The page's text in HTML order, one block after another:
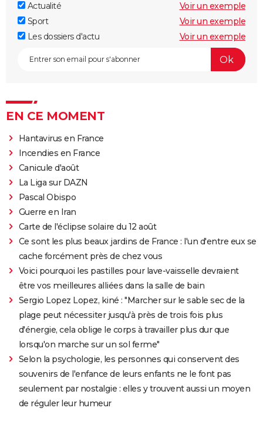
Actualité
Voir un exemple
Sport
Voir un exemple
Les dossiers d'actu
Voir un exemple
EN CE MOMENT
Hantavirus en France
Incendies en France
Canicule d'août
La Liga sur DAZN
Pascal Obispo
Guerre en Iran
Carte de l'éclipse solaire du 12 août
Ce sont les plus beaux jardins de France : l'un d'entre eux se
cache forcément près de chez vous
Voici pourquoi les pastilles pour lave-vaisselle devraient
être vos meilleures alliées dans la salle de bain
Sergio Lopez Lopez, kiné : "Marcher sur le sable sec de la
plage peut nécessiter jusqu'à près de trois fois plus
d'énergie, cela oblige le corps à travailler plus dur que
lorsqu'on marche sur un sol ferme"
Selon la psychologie, les personnes qui conservent des
souvenirs de l'enfance de leurs enfants ne le font pas
seulement par nostalgie : elles y trouvent aussi un moyen
de réguler leur humeur